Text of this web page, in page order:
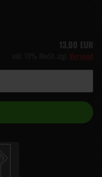
13,00 EUR
Versand